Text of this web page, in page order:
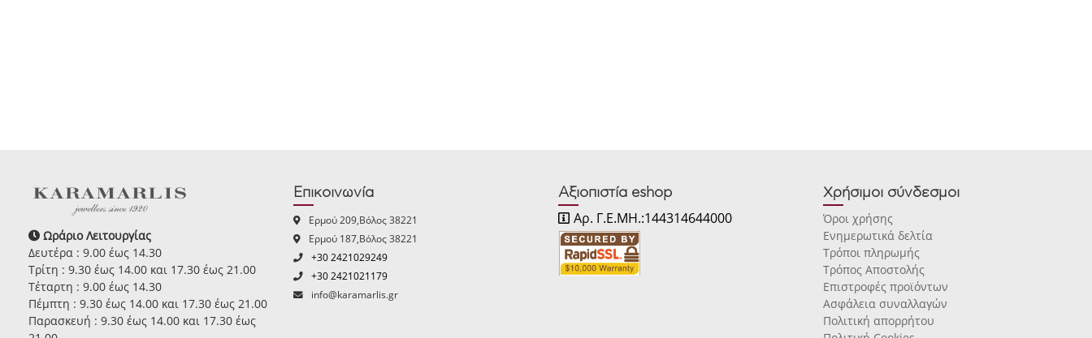
Ωράριο Λειτουργίας
Δευτέρα : 9.00 έως 14.30
Τρίτη : 9.30 έως 14.00 και 17.30 έως 21.00
Τέταρτη : 9.00 έως 14.30
Πέμπτη : 9.30 έως 14.00 και 17.30 έως 21.00
Παρασκευή : 9.30 έως 14.00 και 17.30 έως
Επικοινωνία
Ερμού 209,Βόλος 38221
Ερμού 187,Βόλος 38221
+30 2421029249
+30 2421021179
info@karamarlis.gr
Αξιοπιστία eshop
Αρ. Γ.Ε.ΜΗ.:144314644000
Χρήσιμοι σύνδεσμοι
Όροι χρήσης
Ενημερωτικά δελτία
Τρόποι πληρωμής
Τρόπος Αποστολής
Επιστροφές προϊόντων
Ασφάλεια συναλλαγών
Πολιτική απορρήτου